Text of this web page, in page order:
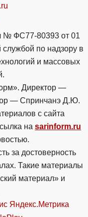
№ ФС77-80393 от 01
по надзору в
и массовых
Директор —
— Спринчанэ Д.Ю.
с сайта
на sarinform.ru
за достоверность
Такие материалы
материал» и
Яндекс.Метрика